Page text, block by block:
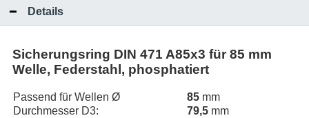
Details
Sicherungsring DIN 471 A85x3 für 85 mm
Welle, Federstahl, phosphatiert
Passend für Wellen Ø 85 mm
Durchmesser D3:
79,5 mm